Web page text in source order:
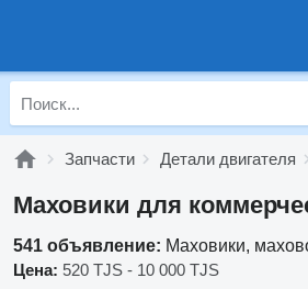
Запчасти Детали двигателя
Маховики для
541 объявление: Маховики,
Цена: 520 TJS - 10 000 TJS